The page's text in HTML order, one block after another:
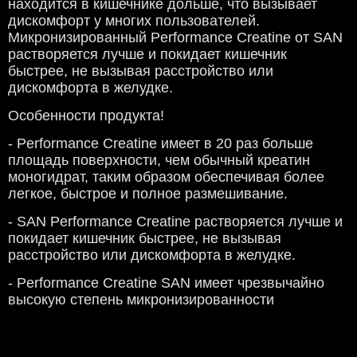
находится в кишечнике дольше, что вызывает
дискомфорт у многих пользователей.
Микронизированный Performance Creatine от SAN
растворяется лучше и покидает кишечник
быстрее, не вызывая расстройство или
дискомфорта в желудке.
Особенности продукта!
- Performance Creatine имеет в 20 раз больше
площадь поверхности, чем обычный креатин
моногидрат, таким образом обеспечивая более
легкое, быстрое и полное размешивание.
- SAN Performance Creatine растворяется лучше и
покидает кишечник быстрее, не вызывая
расстройство или дискомфорта в желудке.
- Performance Creatine SAN имеет чрезвычайно
высокую степень микронизированности